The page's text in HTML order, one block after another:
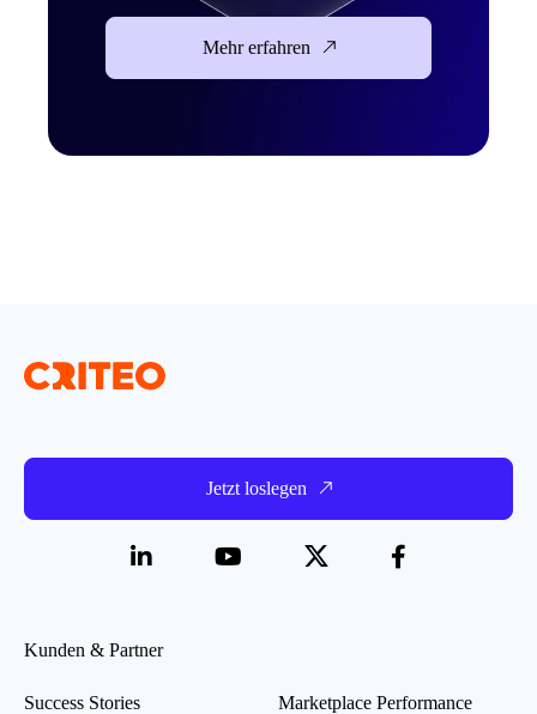
Mehr erfahren
Jetzt loslegen
Kunden & Partner
Success Stories
Marketplace Performance